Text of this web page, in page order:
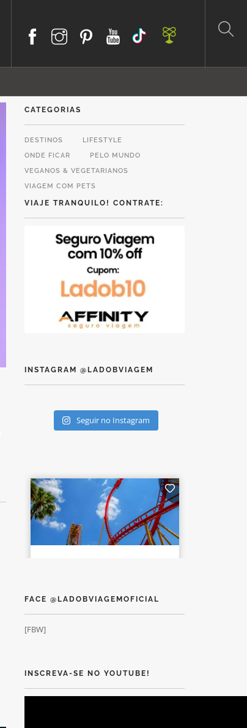
CATEGORIAS
DESTINOS
LIFESTYLE
ONDE FICAR
PELO MUNDO
VEGANOS & VEGETARIANOS
VIAGEM COM PETS
VIAJE TRANQUILO! CONTRATE:
INSTAGRAM @LADOBVIAGEM
Seguir no Instagram
FACE @LADOBVIAGEMOFICIAL
[FBW]
INSCREVA-SE NO YOUTUBE!